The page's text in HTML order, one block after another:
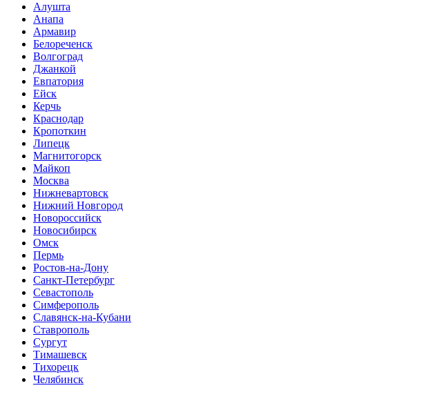
Алушта
Анапа
Армавир
Белореченск
Волгоград
Джанкой
Евпатория
Ейск
Керчь
Краснодар
Кропоткин
Липецк
Магнитогорск
Майкоп
Москва
Нижневартовск
Нижний Новгород
Новороссийск
Новосибирск
Омск
Пермь
Ростов-на-Дону
Санкт-Петербург
Севастополь
Симферополь
Славянск-на-Кубани
Ставрополь
Сургут
Тимашевск
Тихорецк
Челябинск